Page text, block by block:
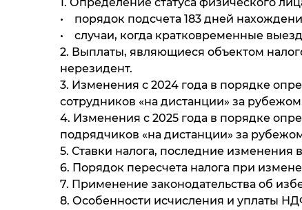
• порядок подсчета 183 дней
• случаи, когда кратковременные
2. Выплаты, являющиеся объектом
нерезидент.
3. Изменения с 2024 года в порядке
сотрудников «на дистанции» за
4. Изменения с 2025 года в порядке
подрядчиков «на дистанции» за
5. Ставки налога, последние изменения
6. Порядок пересчета налога при
7. Применение законодательства об
8. Особенности исчисления и уплаты